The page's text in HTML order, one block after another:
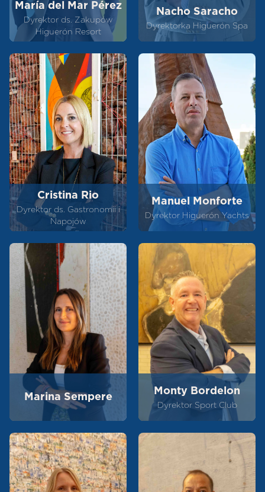
María del Mar Pérez
Dyrektor ds. Zakupów
Higuerón Resort
Nacho Saracho
Dyrektorka Higuerón Spa
Cristina Rio
Dyrektor ds. Gastronomii i
Napojów
Manuel Monforte
Dyrektor Higuerón Yachts
Marina Sempere
Monty Bordelon
Dyrektor Sport Club